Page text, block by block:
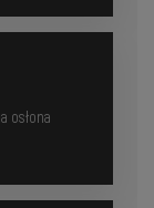
osłona